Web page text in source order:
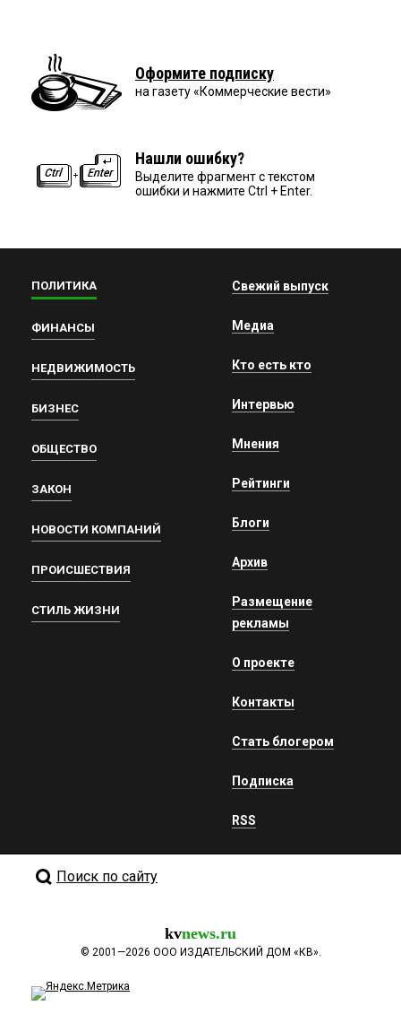
Оформите подписку
на газету «Коммерческие вести»
Нашли ошибку?
Выделите фрагмент с текстом
ошибки и нажмите Ctrl + Enter.
ПОЛИТИКА
ФИНАНСЫ
НЕДВИЖИМОСТЬ
БИЗНЕС
ОБЩЕСТВО
ЗАКОН
НОВОСТИ КОМПАНИЙ
ПРОИСШЕСТВИЯ
СТИЛЬ ЖИЗНИ
Свежий выпуск
Медиа
Кто есть кто
Интервью
Мнения
Рейтинги
Блоги
Архив
Размещение
рекламы
О проекте
Контакты
Стать блогером
Подписка
RSS
Поиск по сайту
kvnews.ru
© 2001—2026 ООО ИЗДАТЕЛЬСКИЙ ДОМ «КВ».